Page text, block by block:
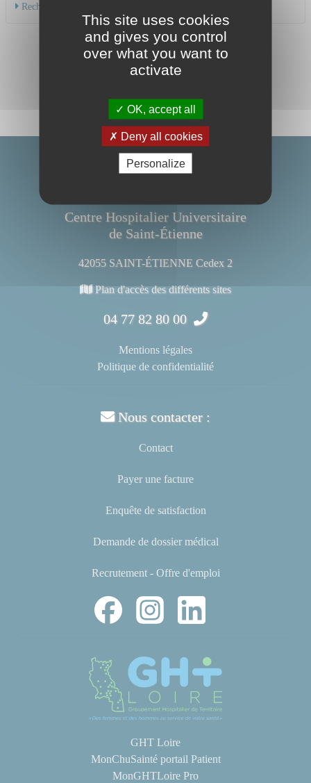
Recherche par médecin
Centre Hospitalier Universitaire
de Saint-Étienne
42055 SAINT-ÉTIENNE Cedex 2
Plan d'accès des différents sites
04 77 82 80 00
Mentions légales
Politique de confidentialité
Nous contacter :
Contact
Payer une facture
Enquête de satisfaction
Demande de dossier médical
Recrutement - Offre d'emploi
GHT Loire
MonChuSainté portail Patient
MonGHTLoire Pro
This site uses cookies
and gives you control
over what you want to
activate
OK, accept all
Deny all cookies
Personalize